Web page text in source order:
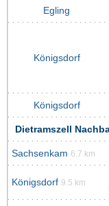
Egling
Königsdorf
Königsdorf
Dietramszell
Sachsenkam 6.7 km
Königsdorf 9.5 km